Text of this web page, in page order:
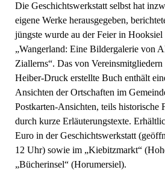
Die Geschichtswerkstatt selbst hat
eigene Werke herausgegeben,
jüngste wurde au der Feier in Hooksiel
„Wangerland: Eine Bildergalerie von
Ziallerns“. Das von
Heiber-Druck erstellte Buch enthält
Ansichten der Ortschaften im
Postkarten-Ansichten, teils historische
durch kurze Erläuterungstexte.
Euro in der Geschichtswerkstatt
12 Uhr) sowie im „Kiebitzmarkt“
„Bücherinsel“ (Horumersiel).